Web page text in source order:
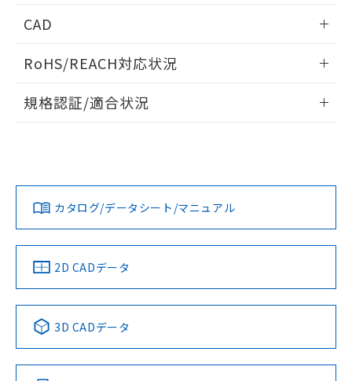
タイムチャート
A: 30mm以上、B: 20mm以上
周囲金属の影響
以上、n: 18mm以上
検出物体の大きさと材質による影響
検出領域
CAD
ドすることができます。
ログイン/会員登録
ダウンロードデータをご利用いただく前に、以下を必ずお読
みください。
ソフトウェアの使用条件
RoHS/REACH対応状況
EU RoHS 注意事項・凡例
対応済み
中国 RoHS 注意事項・凡例
Pb Hg Cd Cr(VI)
規格認証/適合状況
LR型式承認
（イギリス
船舶規格）
DNV型式承認
（ノルウェー
BV型式承認
（フランス
KR型式
（韓国
No No No No
この製品の規格認証/適合状況ページへ
その他の認証はこちらのページからご検索ください
カタログ/データシート/マニュアル
2D CADデータ
3D CADデータ